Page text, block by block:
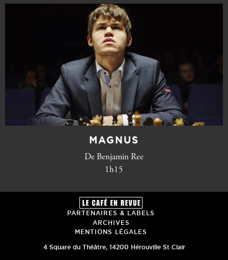
MAGNUS
De Benjamin Ree
1h15
PARTENAIRES & LABELS
ARCHIVES
MENTIONS LÉGALES
4 Square du Théâtre, 14200 Hérouville St Clair